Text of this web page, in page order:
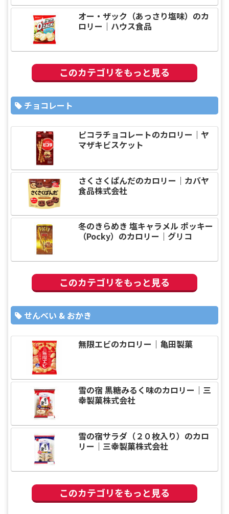
オー・ザック（あっさり塩味）のカ
ロリー｜ハウス食品
このカテゴリをもっと見る
チョコレート
ピコラチョコレートのカロリー｜ヤ
マザキビスケット
さくさくぱんだのカロリー｜カバヤ
食品株式会社
冬のきらめき 塩キャラメル ポッキー
（Pocky）のカロリー｜グリコ
このカテゴリをもっと見る
せんべい & おかき
無限エビのカロリー｜亀田製菓
雪の宿 黒糖みるく味のカロリー｜三
幸製菓株式会社
雪の宿サラダ（２０枚入り）のカロ
リー｜三幸製菓株式会社
このカテゴリをもっと見る